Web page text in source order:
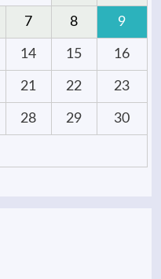
7 8 9
14 15 16
21 22 23
28 29 30